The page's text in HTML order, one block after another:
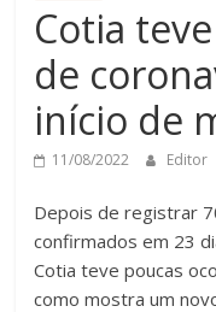
Cotia
de
início de
11/08/2022 Editor
Depois de registrar
confirmados em 23
Cotia teve poucas
como mostra um